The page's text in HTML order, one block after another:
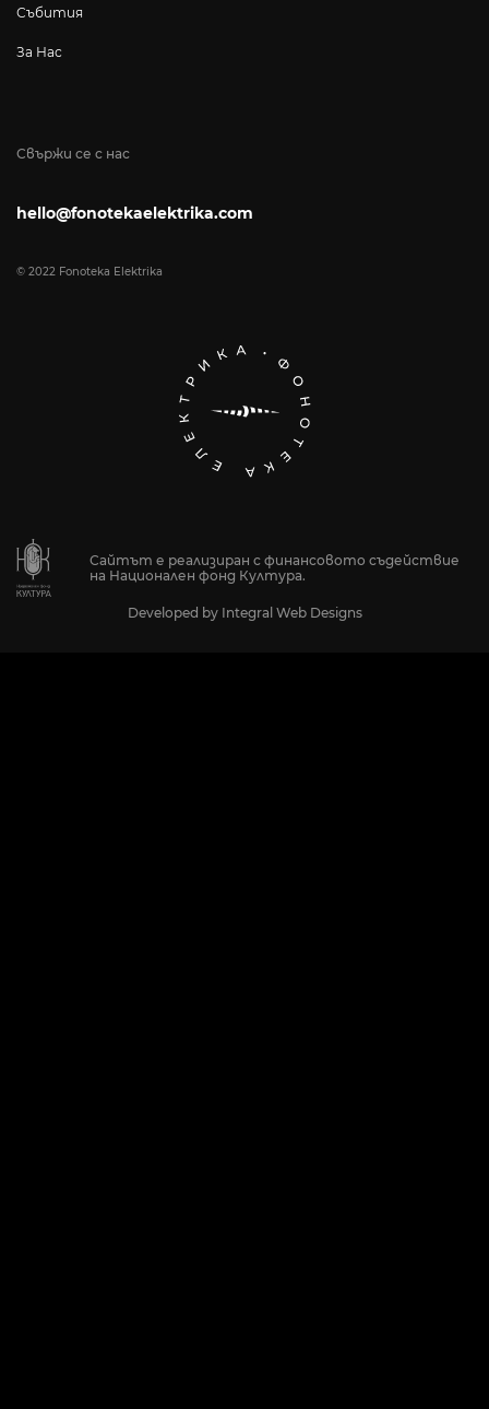
Свържи се с нас
hello@fonotekaelektrika.com
© 2022 Fonoteka Elektrika
Събития
За Нас
Сайтът е реализиран с финансовото съдействие
на Национален фонд Култура.
Developed by Integral Web Designs